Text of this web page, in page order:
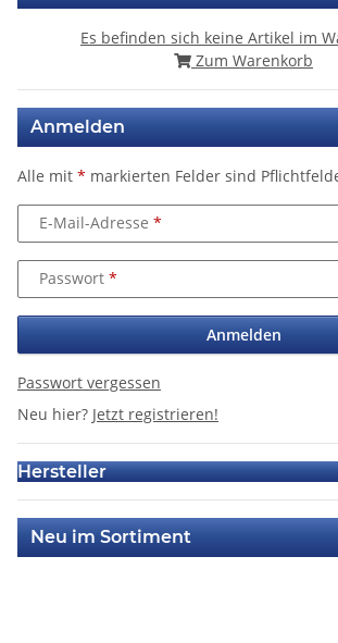
Es befinden sich keine Artikel im
Zum Warenkorb
Anmelden
Alle mit * markierten Felder sind
E-Mail-Adresse
Passwort
Anmelden
Passwort vergessen
Neu hier? Jetzt registrieren!
Hersteller
Neu im Sortiment